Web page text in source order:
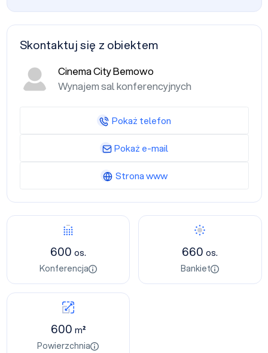
600 os.
Konferencja
660os.
Bankiet
600 m²
Powierzchnia
Skontaktuj się z obiektem
Cinema City Bemowo
Wynajem sal konferencyjnych
Pokaż telefon
Pokaż e-mail
Strona www